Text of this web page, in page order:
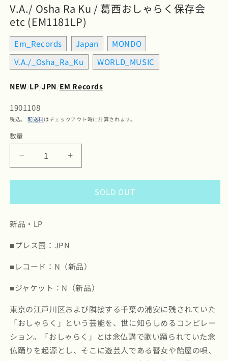
V.A./ Osha Ra Ku / 葛西おしゃらく保存会
etc (EM1181LP)
Em_Records Japan
MONDO
V.A./_Osha_Ra_Ku
WORLD_MUSIC
NEW/LP/JPN/EM Records
SKU:
1901108
税込。 配送料はチェックアウト時に計算されます。
数
数量
Osha
Ra
/
西
し
ゃ
く
存
会
etc
(EM1181LP)
の
V.A./
Osha
Ra
/
ゃ
く
存
会
etc
(EM1181LP)
の
SOLD OUT
新品・LP
■プレス国：JPN
■レコード：N（新品）
■ジャケット：N（新品）
東京の江戸川区および隣接する千葉の浦安に残されていた
「おしゃらく」という芸能を、世に知らしめるコンピレー
ション。「おしゃらく」とは念仏講で歌い踊られていた念
仏踊りを起源とし、そこに遊芸人である瞽女や飴屋の唄、